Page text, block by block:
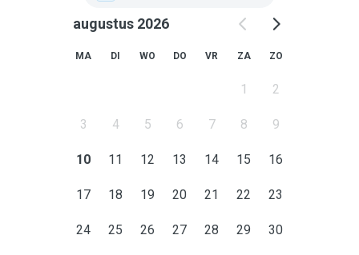
augustus 2026
MA DI WO DO VR ZA ZO
1 2
3 4 5 6 7 8 9
10 11 12 13 14 15 16
17 18 19 20 21 22 23
24 25 26 27 28 29 30